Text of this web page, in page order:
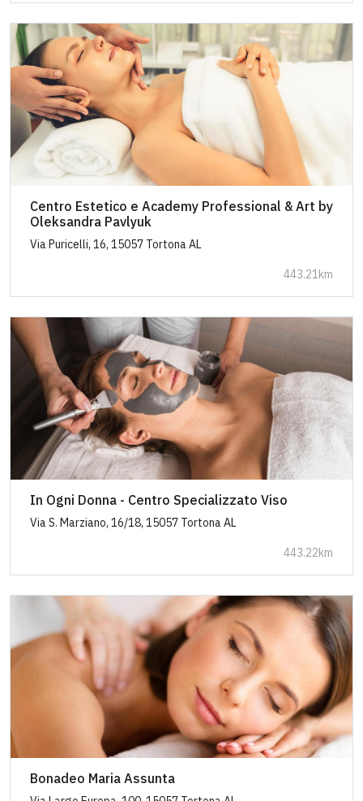
Centro Estetico e Academy Professional & Art by
Oleksandra Pavlyuk
Via Puricelli, 16, 15057 Tortona AL
443.21km
In Ogni Donna - Centro Specializzato Viso
Via S. Marziano, 16/18, 15057 Tortona AL
443.22km
Bonadeo Maria Assunta